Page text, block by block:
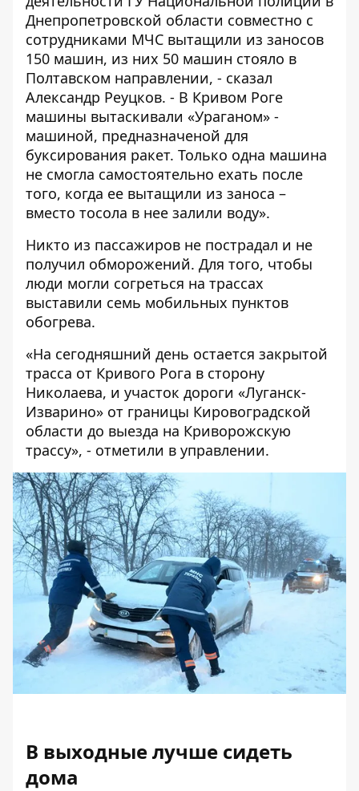
Днепропетровской области совместно с
сотрудниками МЧС вытащили из заносов
150 машин, из них 50 машин стояло в
Полтавском направлении, - сказал
Александр Реуцков. - В Кривом Роге
машины вытаскивали «Ураганом» -
машиной, предназначеной для
буксирования ракет. Только одна машина
не смогла самостоятельно ехать после
того, когда ее вытащили из заноса –
вместо тосола в нее залили воду».
Никто из пассажиров не пострадал и не
получил обморожений. Для того, чтобы
люди могли согреться на трассах
выставили семь мобильных пунктов
обогрева.
«На сегодняшний день остается закрытой
трасса от Кривого Рога в сторону
Николаева, и участок дороги «Луганск-
Изварино» от границы Кировоградской
области до выезда на Криворожскую
трассу», - отметили в управлении.
В выходные лучше сидеть
дома